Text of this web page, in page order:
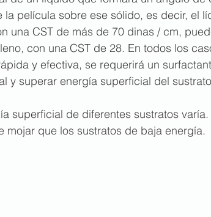
la película sobre ese sólido, es decir, el
una CST de más de 70 dinas / cm,
con una CST de 28. En todos los
y efectiva, se requerirá un
y superar energía superficial del
superficial de diferentes sustratos
mojar que los sustratos de baja energía.